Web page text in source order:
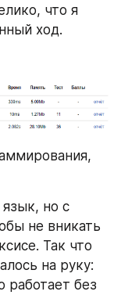
что я
ход.
но с
не вникать
Так что
на руку:
работает без